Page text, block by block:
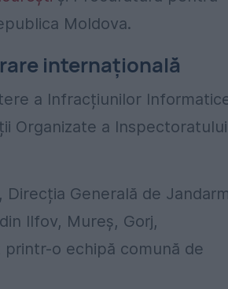
Moldova.
internațională
a Infracțiunilor
Organizate a Inspectoratului
Generală de
Ilfov, Mureș, Gorj,
o echipă comună de